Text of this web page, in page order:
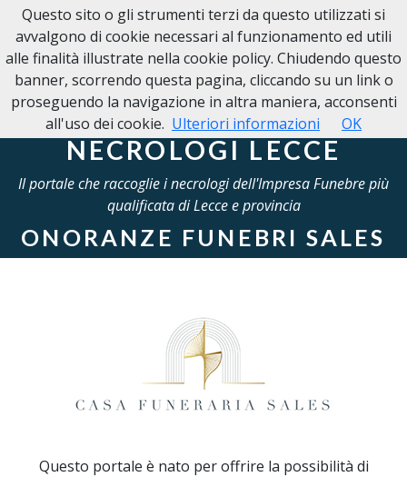
NECROLOGI LECCE
NECROLOGI LECCE
Il portale che raccoglie i necrologi dell'Impresa Funebre più
qualificata di Lecce e provincia
ONORANZE FUNEBRI SALES
Questo portale è nato per offrire la possibilità di
Questo sito o gli strumenti terzi da questo utilizzati si
avvalgono di cookie necessari al funzionamento ed utili
alle finalità illustrate nella cookie policy. Chiudendo questo
banner, scorrendo questa pagina, cliccando su un link o
proseguendo la navigazione in altra maniera, acconsenti
all'uso dei cookie. Ulteriori informazioni OK